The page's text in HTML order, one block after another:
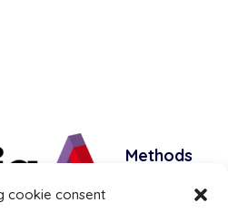
cookie consent
Methods